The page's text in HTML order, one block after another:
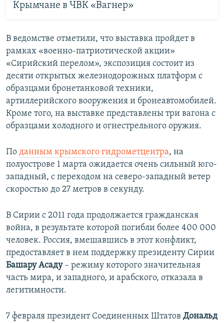
Крымчане в ЧВК «Вагнер»
В ведомстве отметили, что выставка пройдет в
рамках «военно-патриотической акции»
«Сирийский перелом», экспозиция состоит из
десяти открытых железнодорожных платформ с
образцами бронетанковой техники,
артиллерийского вооружения и бронеавтомобилей.
Кроме того, на выставке представлены три вагона с
образцами холодного и огнестрельного оружия. ​
По данным крымского гидрометцентра, на
полуострове 1 марта ожидается очень сильный юго-
западный, с переходом на северо-западный ветер
скоростью до 27 метров в секунду.
В Сирии с 2011 года продолжается гражданская
война, в результате которой погибли более 400 000
человек. Россия, вмешавшись в этот конфликт,
предоставляет в нем поддержку президенту Сирии
Башару Асаду– режиму которого значительная
часть мира, и западного, и арабского, отказала в
легитимности.
7 февраля президент Соединенных Штатов Дональд